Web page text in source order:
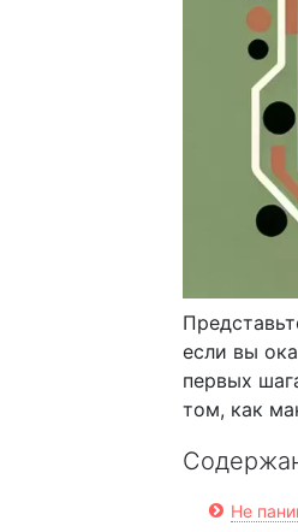
если вы
первых
том, как
Не